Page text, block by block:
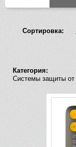
Сортировка:
Категория:
Системы защиты от